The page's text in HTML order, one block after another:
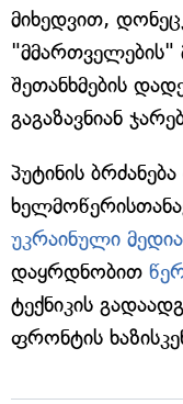
მიხედვით,
"მმართველების"
შეთანხმების
გაგაზავნიან
პუტინის
უკრაინული მედია
დაყრდნობით
ტექნიკის
ფრონტის